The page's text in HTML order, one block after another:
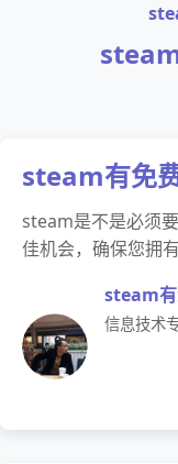
steam有免
steam是不是必须
佳机会，确保您拥
steam有
信息技术